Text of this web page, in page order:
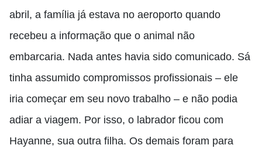
abril, a família já estava no aeroporto quando
recebeu a informação que o animal não
embarcaria. Nada antes havia sido comunicado. Sá
tinha assumido compromissos profissionais – ele
iria começar em seu novo trabalho – e não podia
adiar a viagem. Por isso, o labrador ficou com
Hayanne, sua outra filha. Os demais foram para